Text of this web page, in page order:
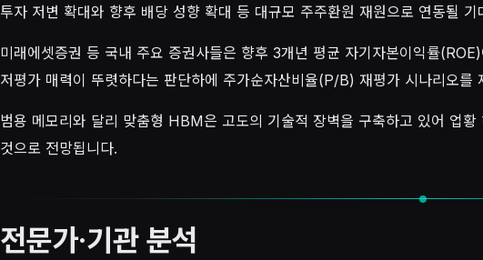
투자 저변 확대와 향후 배당 성향 확대 등 대규모 주주환원 재원으로 연동될
미래에셋증권 등 국내 주요 증권사들은 향후 3개년 평균 자기자본이익률
저평가 매력이 뚜렷하다는 판단하에 주가순자산비율(P/B) 재평가 시나리오를
범용 메모리와 달리 맞춤형 HBM은 고도의 기술적 장벽을 구축하고 있어 업
것으로 전망됩니다.
전문가·기관 분석